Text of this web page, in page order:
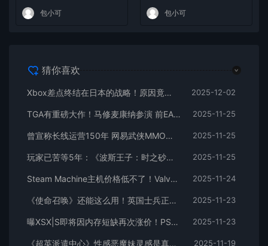
运
包小可
布！
包小可
猜你喜欢
Xbox差点终结在日本的战略！原因竟因一款抱枕 2025-12-02
TGA有重磅大作！马修麦康纳参演 前EA开发者打造 2025-11-25
曾宣称长线运营150年 网易武侠MMO《射雕》今日正式停运 2025-11-25
玩家已苦等5年：《波斯王子：时之砂》重制版明年初发布！ 2025-11-25
Steam Machine主机价格低不了！Valve不会亏本补贴 2025-11-24
《使命召唤》还能这么用！英国士兵正使用电子游戏提升“战备水平” 2025-11-23
曝XSX|S即将因内存短缺再次涨价！PS5境况则好很多 2025-11-23
《超英派遣中心》性感恶魔妹灵感是真人：百万级女网红 2025-11-19